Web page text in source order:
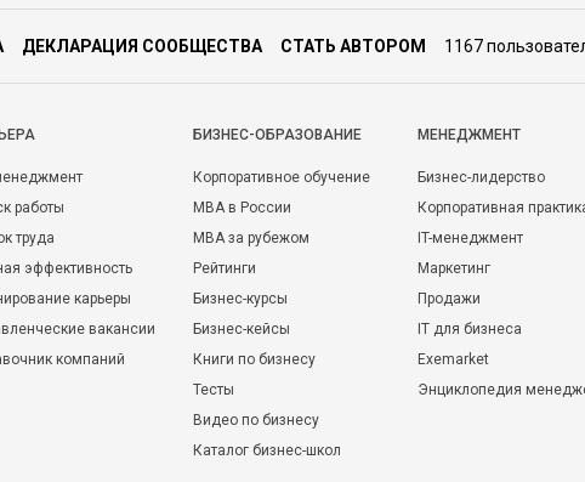
ДЕКЛАРАЦИЯ СООБЩЕСТВА СТАТЬ АВТОРОМ 1167
работы
труда
эффективность
карьеры
вакансии
компаний
БИЗНЕС-ОБРАЗОВАНИЕ
Корпоративное обучение
MBA в России
MBA за рубежом
Рейтинги
Бизнес-курсы
Бизнес-кейсы
Книги по бизнесу
Тесты
Видео по бизнесу
Каталог бизнес-школ
МЕНЕДЖМЕНТ
Бизнес-лидерство
Корпоративная
IT-менеджмент
Маркетинг
Продажи
IT для бизнеса
Exemarket
Энциклопедия